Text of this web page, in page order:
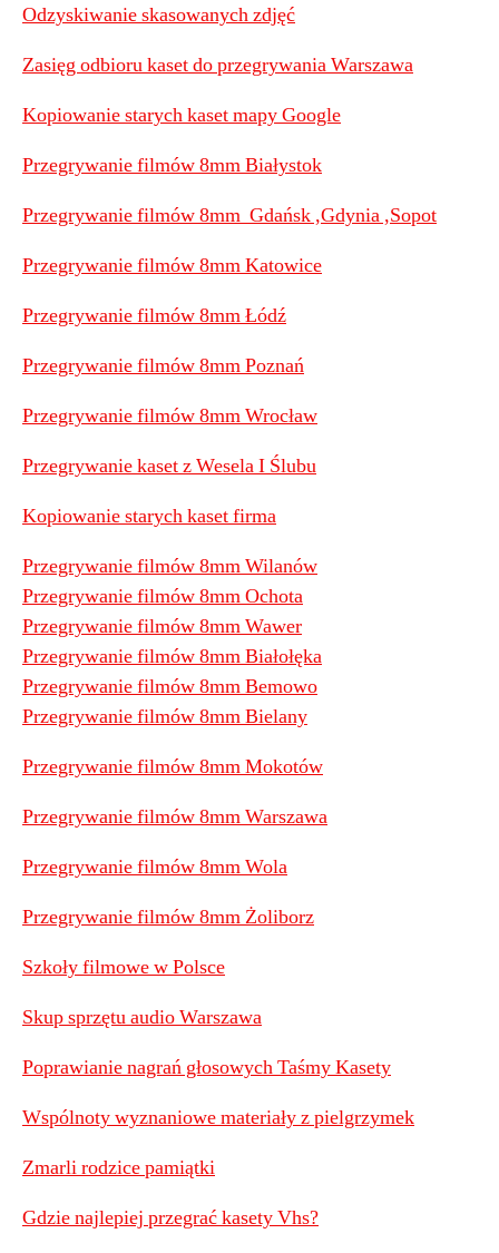
Odzyskiwanie skasowanych zdjęć
Zasięg odbioru kaset do przegrywania Warszawa
Kopiowanie starych kaset mapy Google
Przegrywanie filmów 8mm Białystok
Przegrywanie filmów 8mm Gdańsk ,Gdynia ,Sopot
Przegrywanie filmów 8mm Katowice
Przegrywanie filmów 8mm Łódź
Przegrywanie filmów 8mm Poznań
Przegrywanie filmów 8mm Wrocław
Przegrywanie kaset z Wesela I Ślubu
Kopiowanie starych kaset firma
Przegrywanie filmów 8mm Wilanów
Przegrywanie filmów 8mm Ochota
Przegrywanie filmów 8mm Wawer
Przegrywanie filmów 8mm Białołęka
Przegrywanie filmów 8mm Bemowo
Przegrywanie filmów 8mm Bielany
Przegrywanie filmów 8mm Mokotów
Przegrywanie filmów 8mm Warszawa
Przegrywanie filmów 8mm Wola
Przegrywanie filmów 8mm Żoliborz
Szkoły filmowe w Polsce
Skup sprzętu audio Warszawa
Poprawianie nagrań głosowych Taśmy Kasety
Wspólnoty wyznaniowe materiały z pielgrzymek
Zmarli rodzice pamiątki
Gdzie najlepiej przegrać kasety Vhs?